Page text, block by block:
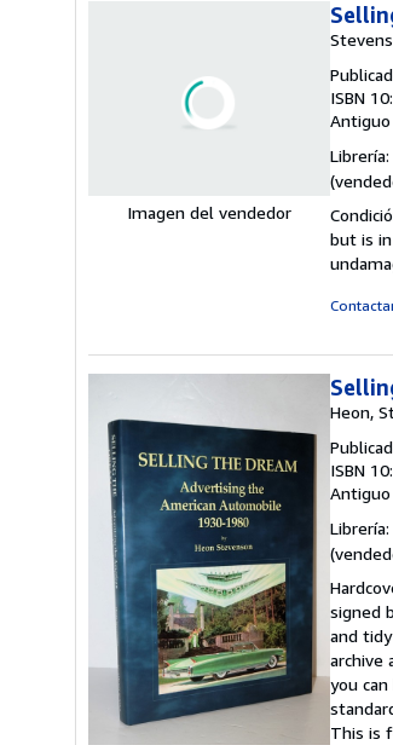
ISBN
Antiguo
Librería:
but is
Heon,
ISBN
Antiguo
Librería:
signed
and
archive
you
This is